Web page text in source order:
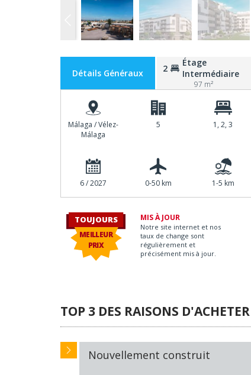
Détails Généraux 2
Étage
Intermédiaire
97 m²
Málaga / Vélez-
Málaga
5 1, 2, 3
6 / 2027 0-50 km 1-5 km
TOUJOURS
MEILLEUR
PRIX
MIS À JOUR
Notre site internet et nos
taux de change sont
régulièrement et
précisément mis à jour.
TOP 3 DES RAISONS D'ACHETER
Nouvellement construit